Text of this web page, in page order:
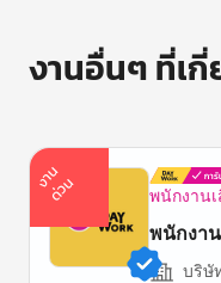
งานอื่นๆ ที่เ
ง
า
น
ด่
ว
น พนักงาน
พนักงาน
บริษั